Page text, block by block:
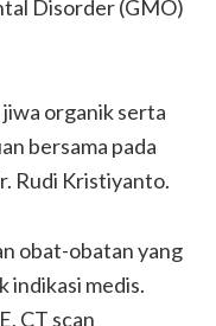
Disorder (GMO)
jiwa organik serta
bersama pada
Rudi Kristiyanto.
obat-obatan yang
indikasi medis.
CT scan